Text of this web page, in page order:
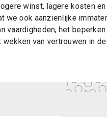
winst, lagere kosten
we ook aanzienlijke
vaardigheden, het
wekken van vertrouwen in